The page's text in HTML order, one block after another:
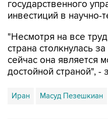
государственного
инвестиций в научно-
"Несмотря на все
страна столкнулась
сейчас она является
достойной страной", -
Иран Масуд Пезешкиан